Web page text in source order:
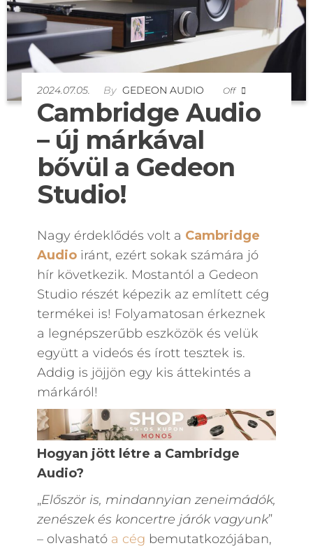
2024.07.05. By GEDEON AUDIO Off
Cambridge Audio
– új márkával
bővül a Gedeon
Studio!
Nagy érdeklődés volt a Cambridge
Audioiránt, ezért sokak számára jó
hír következik. Mostantól a Gedeon
Studiorészét képezik az említett cég
termékei is! Folyamatosan érkeznek
a legnépszerűbb eszközök és velük
együtt a videós és írott tesztek is.
Addig is jöjjön egy kis áttekintés a
márkáról!
Hogyan jött létre a Cambridge
Audio?
„Először is, mindannyian zeneimádók,
zenészek és koncertre járók vagyunk”
– olvasható a cég bemutatkozójában,